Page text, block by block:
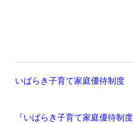
いばらき子育て家庭優待制度
『いばらき子育て家庭優待制度